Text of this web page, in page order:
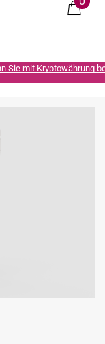
Sie mit Kryptowährung